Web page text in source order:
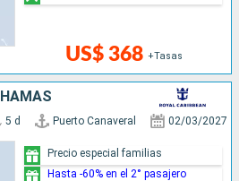
US$ 368 +Tasas
5 d Puerto Canaveral 02/03/2027
Precio especial familias
Hasta -60% en el 2° pasajero